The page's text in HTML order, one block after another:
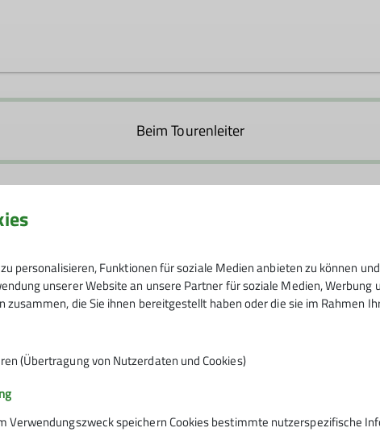
Beim Tourenleiter
personalisieren, Funktionen für soziale Medien anbieten zu können
unserer Website an unsere Partner für soziale Medien, Werbung
die Sie ihnen bereitgestellt haben oder die sie im Rahmen
(Übertragung von Nutzerdaten und Cookies)
Verwendungszweck speichern Cookies bestimmte nutzerspezifische